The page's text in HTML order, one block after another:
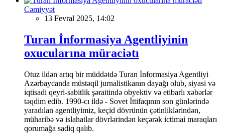
Cəmiyyət
13 Fevral 2025, 14:02
Turan İnformasiya Agentliyinin
oxucularına müraciətı
Otuz ildən artıq bir müddətdə Turan İnformasiya Agentliyi
Azərbaycanda müstəqil jurnalistikanın dayağı olub, siyasi və
iqtisadi qeyri-sabitlik şəraitində obyektiv və etibarlı xəbərlər
təqdim edib. 1990-cı ildə - Sovet İttifaqının son günlərində
yaradılan agentliyimiz, keçid dövrünün çətinliklərindən,
müharibə və islahatlar dövrlərindən keçərək ictimai maraqları
qorumağa sadiq qalıb.